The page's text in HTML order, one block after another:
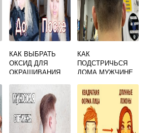
КАК ВЫБРАТЬ
ОКСИД ДЛЯ
ОКРАШИВАНИЯ
ЖЕЛТИЗНЫ
КАК
ПОДСТРИЧЬСЯ
ДОМА МУЖЧИНЕ